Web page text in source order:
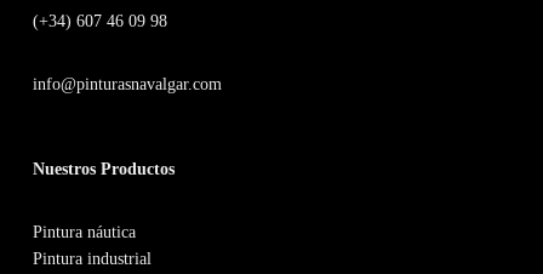
(+34) 607 46 09 98
info@pinturasnavalgar.com
Nuestros Productos
Pintura náutica
Pintura industrial